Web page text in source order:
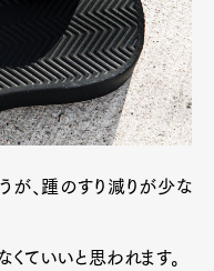
が、踵のすり減りが少な
ていいと思われます。